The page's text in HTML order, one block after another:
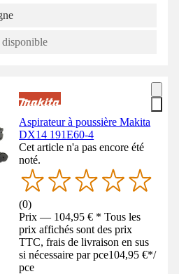
Aspirateur à poussière Makita
DX14 191E60-4
Cet article n'a pas encore été
noté.
(0)
Prix — 104,95 € * Tous les
prix affichés sont des prix
TTC, frais de livraison en sus
si nécessaire par pce104,95 €*/
pce